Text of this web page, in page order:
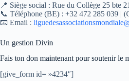
📍 Siège social : Rue du Collège 25 bte
📞 Téléphone (BE) : +32 472 285 039 |
📧 Email :
Un gestion Divin
Fais ton don maintenant pour soutenir le
[give_form id= »4234″]